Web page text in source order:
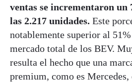
ventas se incrementaron un
las 2.217 unidades. Este
notablemente superior al
mercado total de los BEV.
resulta el hecho que una
premium, como es Mercedes,